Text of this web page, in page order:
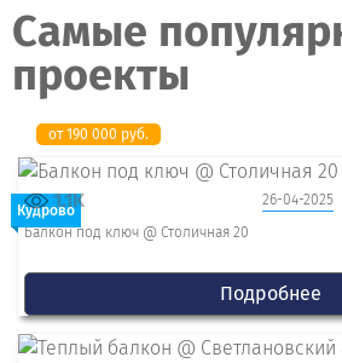
Самые
проекты
Кудрово
от 190 000 руб.
26-04-2025
1.1K
Балкон под ключ @ Столичная 20
Подробнее